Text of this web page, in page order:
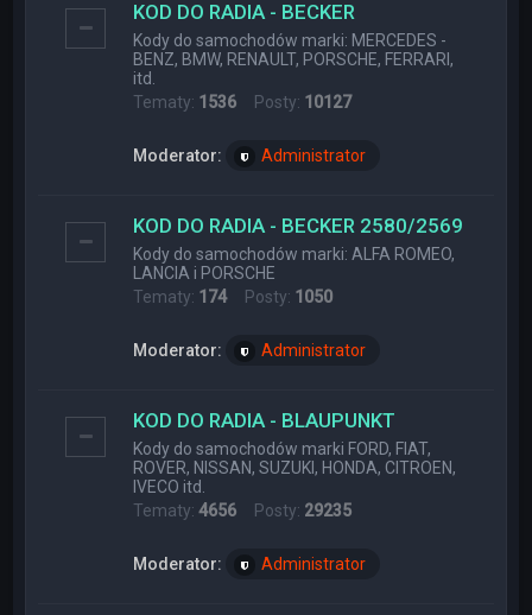
KOD DO RADIA - BECKER
Kody do samochodów marki: MERCEDES -
BENZ, BMW, RENAULT, PORSCHE, FERRARI,
itd.
Tematy: 1536 Posty: 10127
Moderator: Administrator
KOD DO RADIA - BECKER 2580/2569
Kody do samochodów marki: ALFA ROMEO,
LANCIA i PORSCHE
Tematy: 174Posty: 1050
Moderator: Administrator
KOD DO RADIA - BLAUPUNKT
Kody do samochodów marki FORD, FIAT,
ROVER, NISSAN, SUZUKI, HONDA, CITROEN,
IVECO itd.
Tematy:4656 Posty: 29235
Moderator: Administrator